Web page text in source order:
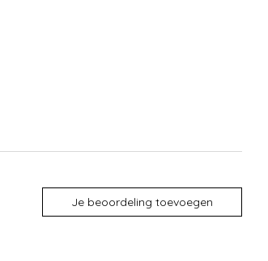
Je beoordeling toevoegen